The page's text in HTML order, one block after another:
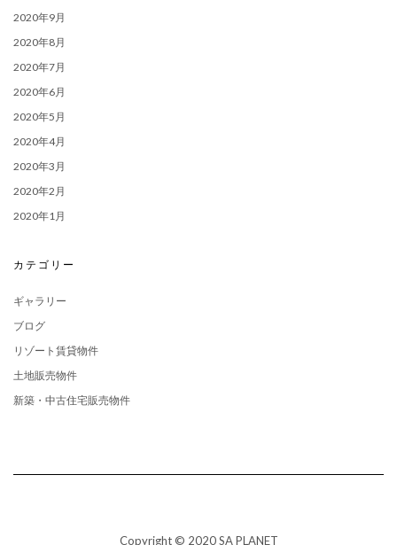
2020年9月
2020年8月
2020年7月
2020年6月
2020年5月
2020年4月
2020年3月
2020年2月
2020年1月
カテゴリー
ギャラリー
ブログ
リゾート賃貸物件
土地販売物件
新築・中古住宅販売物件
Copyright © 2020 SA PLANET